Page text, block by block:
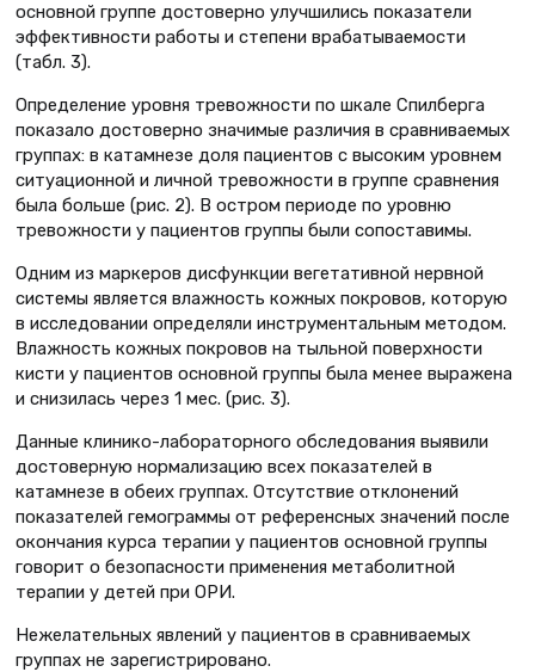
основной группе достоверно улучшились показатели
эффективности работы и степени врабатываемости
(табл. 3).
Определение уровня тревожности по шкале Спилберга
показало достоверно значимые различия в сравниваемых
группах: в катамнезе доля пациентов с высоким уровнем
ситуационной и личной тревожности в группе сравнения
была больше (рис. 2). В остром периоде по уровню
тревожности у пациентов группы были сопоставимы.
Одним из маркеров дисфункции вегетативной нервной
системы является влажность кожных покровов, которую
в исследовании определяли инструментальным методом.
Влажность кожных покровов на тыльной поверхности
кисти у пациентов основной группы была менее выражена
и снизилась через 1 мес. (рис. 3).
Данные клинико-лабораторного обследования выявили
достоверную нормализацию всех показателей в
катамнезе в обеих группах. Отсутствие отклонений
показателей гемограммы от референсных значений после
окончания курса терапии у пациентов основной группы
говорит о безопасности применения метаболитной
терапии у детей при ОРИ.
Нежелательных явлений у пациентов в сравниваемых
группах не зарегистрировано.